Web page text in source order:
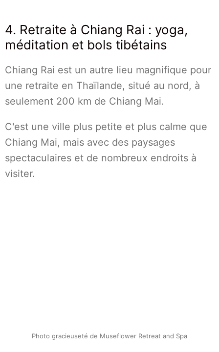
4. Retraite à Chiang Rai : yoga,
méditation et bols tibétains
Chiang Rai est un autre lieu magnifique pour
une retraite en Thaïlande, situé au nord, à
seulement 200 km de Chiang Mai.
C'est une ville plus petite et plus calme que
Chiang Mai, mais avec des paysages
spectaculaires et de nombreux endroits à
visiter.
Photo gracieuseté de Museflower Retreat and Spa